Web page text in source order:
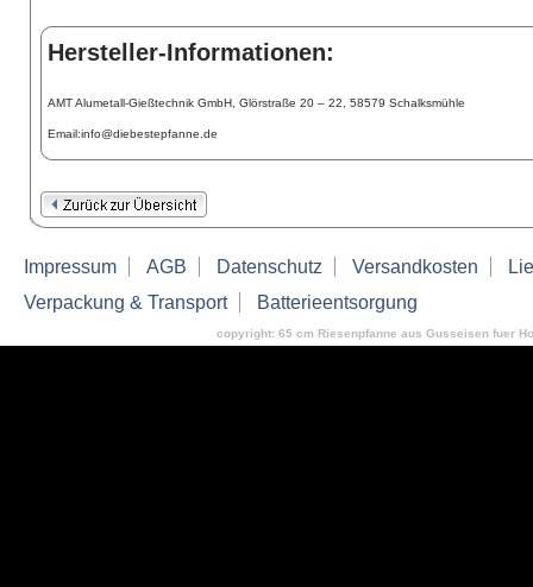
Hersteller-Informationen:
AMT Alumetall-Gießtechnik GmbH, Glörstraße 20 – 22, 58579 Schalksmühle
Email:info@diebestepfanne.de
Impressum AGB Datenschutz Versandkosten
Verpackung & Transport
Batterieentsorgung
copyright: 65 cm Riesenpfanne aus Gusseisen fuer